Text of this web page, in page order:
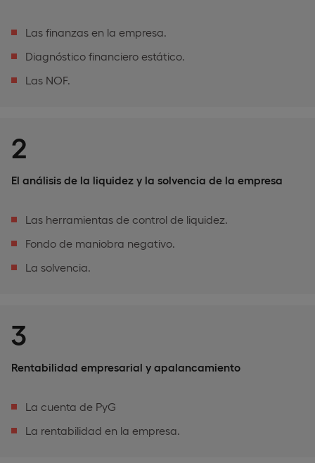
Las finanzas en la empresa.
Diagnóstico financiero estático.
Las NOF.
2
El análisis de la liquidez y la solvencia de la empresa
Las herramientas de control de liquidez.
Fondo de maniobra negativo.
La solvencia.
3
Rentabilidad empresarial y apalancamiento
La cuenta de PyG
La rentabilidad en la empresa.